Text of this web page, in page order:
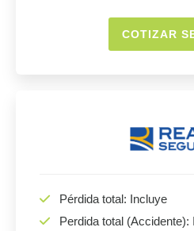
COTIZAR
Pérdida total: Incluye
Perdida total (Accidente):